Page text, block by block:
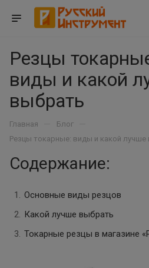
Резцы
виды и какой
выбрать
Главная Блог
Резцы токарные: виды и какой лучше
Содержание:
Основные виды резцов
Какой лучше выбрать
Токарные резцы в магазине